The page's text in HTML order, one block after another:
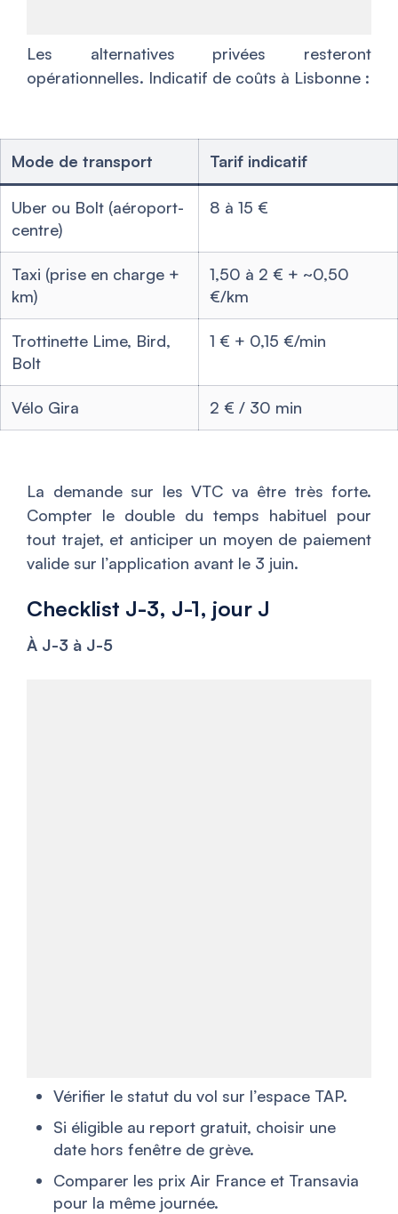
Les alternatives privées resteront
opérationnelles. Indicatif de coûts à Lisbonne :
Mode de transport Tarif indicatif
Uber ou Bolt (aéroport-
centre)
8 à 15 €
Taxi (prise en charge +
km)
1,50 à 2 € + ~0,50
€/km
Trottinette Lime, Bird,
Bolt
1 € + 0,15 €/min
Vélo Gira 2 € / 30 min
La demande sur les VTC va être très forte.
Compter le double du temps habituel pour
tout trajet, et anticiper un moyen de paiement
valide sur l’application avant le 3 juin.
Checklist J-3, J-1, jour J
À J-3 à J-5
Vérifier le statut du vol sur l’espace TAP.
Si éligible au report gratuit, choisir une
date hors fenêtre de grève.
Comparer les prix Air France et Transavia
pour la même journée.